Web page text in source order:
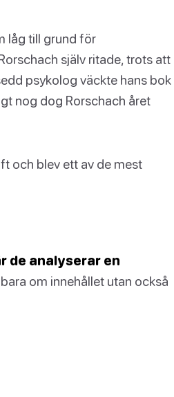
låg till grund för
själv ritade, trots att
psykolog väckte hans bok
nog dog Rorschach året
och blev ett av de mest
de analyserar en
om innehållet utan också